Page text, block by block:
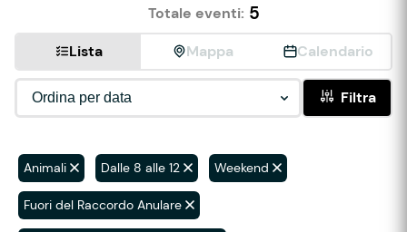
Totale eventi: 5
Lista Mappa Calendario
Filtra
Animali Dalle 8 alle 12 Weekend
Fuori del Raccordo Anulare